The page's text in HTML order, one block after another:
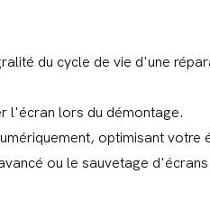
du cycle de vie d'une
l'écran lors du démontage.
optimisant votre
ou le sauvetage